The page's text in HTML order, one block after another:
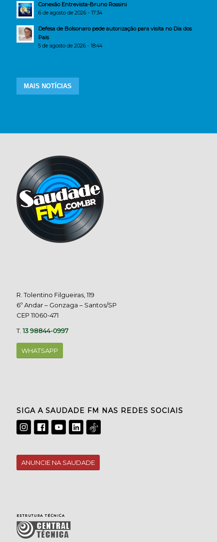
Conexão Entrevista-Bruno Rossini
6 de agosto de 2026 - 17:34
Defesa de Bolsonaro pede autorização para visita no Dia dos
Pais
5 de agosto de 2026 - 18:44
MAIS NOTÍCIAS
R. Tolentino Filgueiras, 119
6º Andar – Gonzaga – Santos/SP
CEP 11060-471
T.13 98844-0997
WHATSAPP
SIGA A SAUDADE FM NAS REDES SOCIAIS
ANUNCIE NA SAUDADE